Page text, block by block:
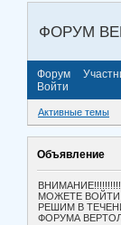
ФОРУМ
Форум
Войти
Активные темы
Объявление
МОЖЕТЕ ВОЙТИ
РЕШИМ В
ФОРУМА